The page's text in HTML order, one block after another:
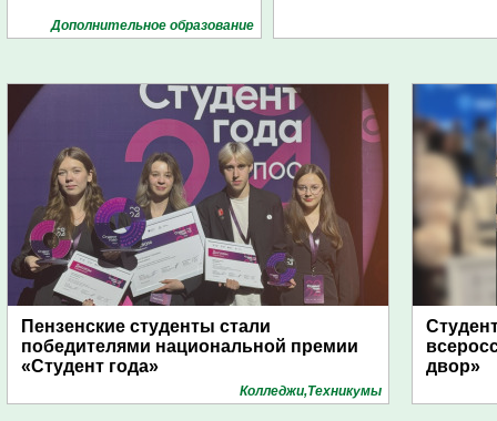
Дополнительное образование
Пензенские студенты стали
победителями национальной премии
«Студент года»
Колледжи,Техникумы
двор»